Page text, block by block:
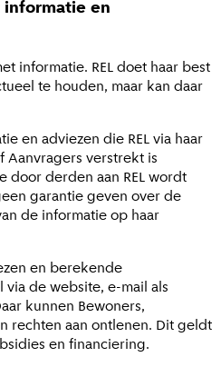
en
informatie. REL doet haar best
te houden, maar kan daar
en adviezen die REL via haar
Aanvragers verstrekt is
derden aan REL wordt
garantie geven over de
de informatie op haar
en berekende
de website, e-mail als
kunnen Bewoners,
rechten aan ontlenen. Dit geldt
en financiering.